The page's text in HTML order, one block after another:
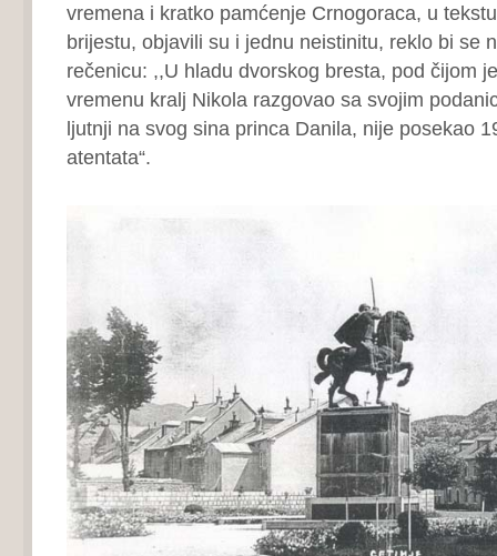
vremena i kratko pamćenje Crnogoraca, u
brijestu, objavili su i jednu neistinitu, reklo bi se
rečenicu: ,,U hladu dvorskog bresta, pod čijom
vremenu kralj Nikola razgovao sa svojim
ljutnji na svog sina princa Danila, nije posekao
atentata“.